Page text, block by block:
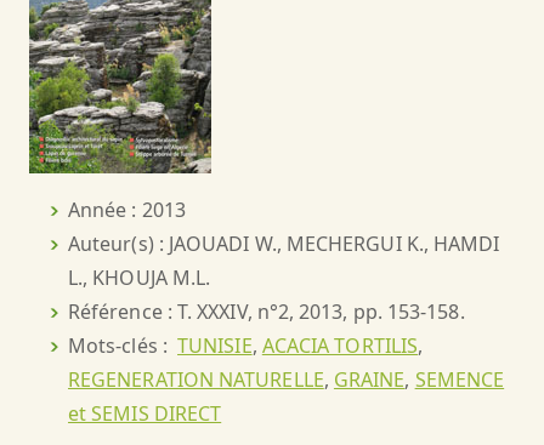
Année : 2013
Auteur(s) : JAOUADI W., MECHERGUI K., HAMDI
L., KHOUJA M.L.
Référence : T. XXXIV, n°2, 2013, pp. 153-158.
Mots-clés :TUNISIE, ACACIA TORTILIS,
REGENERATION NATURELLE, GRAINE, SEMENCE
et SEMIS DIRECT